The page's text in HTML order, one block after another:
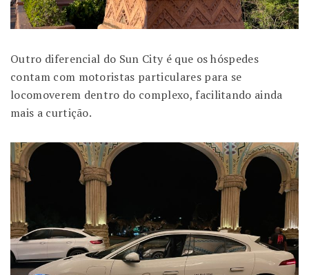
Outro diferencial do Sun City é que os hóspedes
contam com motoristas particulares para se
locomoverem dentro do complexo, facilitando ainda
mais a curtição.